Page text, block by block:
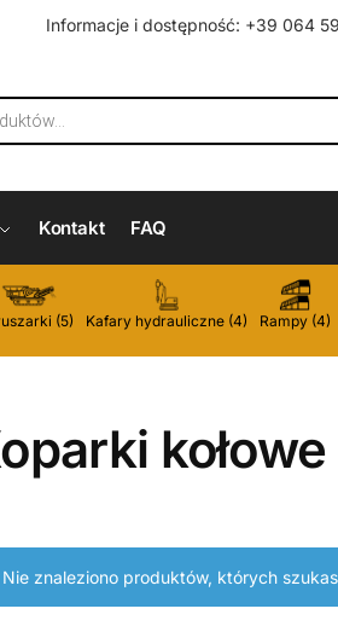
Informacje i dostępność: +39 064
Kontakt FAQ
(5) Kafary hydrauliczne (4) Rampy (4)
kołowe
Nie znaleziono produktów, których